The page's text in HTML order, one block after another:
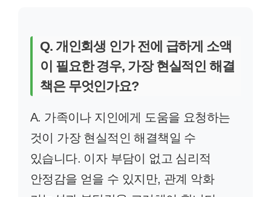
Q. 개인회생 인가 전에 급하게 소액
이 필요한 경우, 가장 현실적인 해결
책은 무엇인가요?
A. 가족이나 지인에게 도움을 요청하는
것이 가장 현실적인 해결책일 수
있습니다. 이자 부담이 없고 심리적
안정감을 얻을 수 있지만, 관계 악화